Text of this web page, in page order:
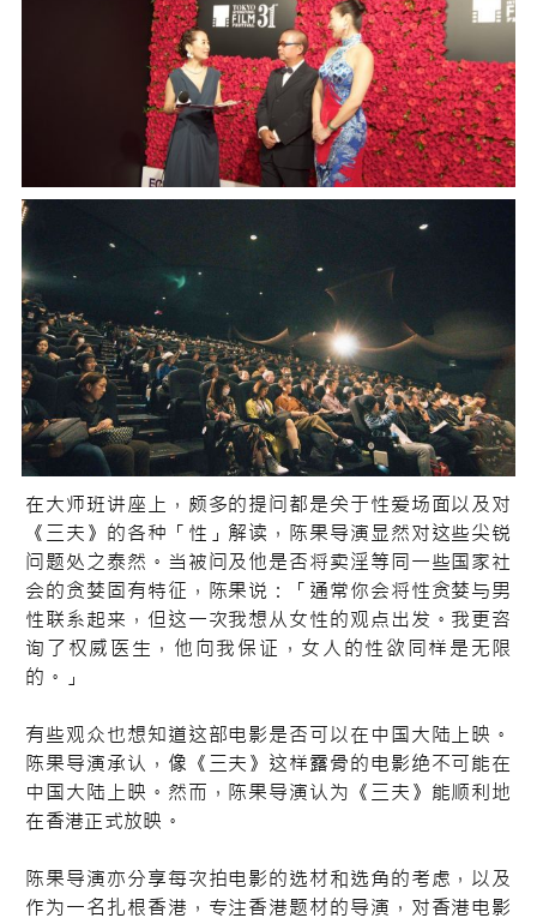
在大师班讲座上，颇多的提问都是关于性爱场面以及对
《三夫》的各种「性」解读，陈果导演显然对这些尖锐
问题处之泰然。当被问及他是否将卖淫等同一些国家社
会的贪婪固有特征，陈果说：「通常你会将性贪婪与男
性联系起来，但这一次我想从女性的观点出发。我更咨
询了权威医生，他向我保证，女人的性欲同样是无限
的。」
有些观众也想知道这部电影是否可以在中国大陆上映。
陈果导演承认，像《三夫》这样露骨的电影绝不可能在
中国大陆上映。然而，陈果导演认为《三夫》能顺利地
在香港正式放映。
陈果导演亦分享每次拍电影的选材和选角的考虑，以及
作为一名扎根香港，专注香港题材的导演，对香港电影